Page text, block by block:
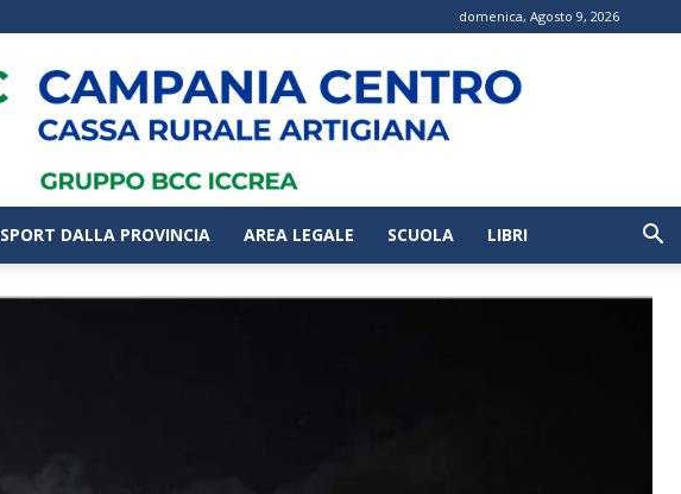
domenica, Agosto 9, 2026
SPORT DALLA PROVINCIA AREA LEGALE SCUOLA LIBRI